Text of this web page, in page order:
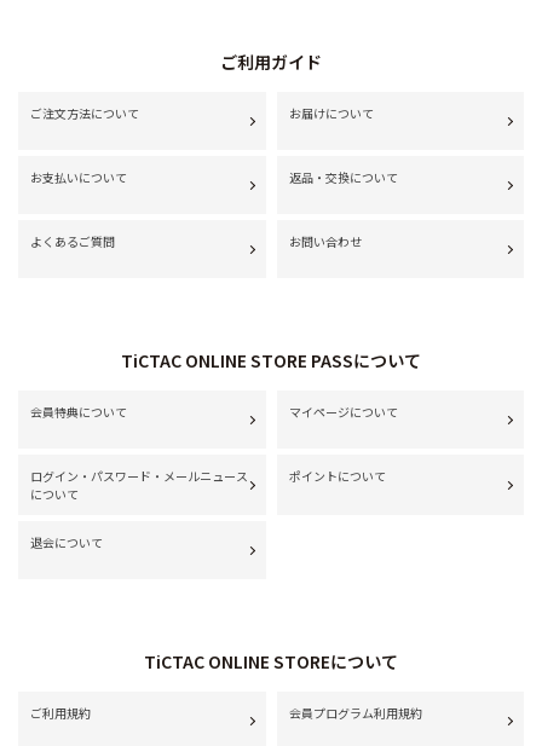
ご利用ガイド
ご注文方法について お届けについて
お支払いについて 返品・交換について
よくあるご質問 お問い合わせ
TiCTAC ONLINE STORE PASSについて
会員特典について マイページについて
ログイン・パスワード・メールニュース
について
ポイントについて
退会について
TiCTAC ONLINE STOREについて
ご利用規約 会員プログラム利用規約